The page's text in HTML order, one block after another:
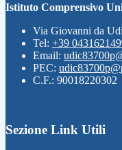
Istituto Comprensivo
Via Giovanni da
Tel: +39
Email:
PEC:
C.F.: 90018220302
Sezione Link Utili